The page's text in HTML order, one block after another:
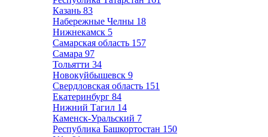
Казань 83
Набережные Челны 18
Нижнекамск 5
Самарская область 157
Самара 97
Тольятти 34
Новокуйбышевск 9
Свердловская область 151
Екатеринбург 84
Нижний Тагил 14
Каменск-Уральский 7
Республика Башкортостан 150